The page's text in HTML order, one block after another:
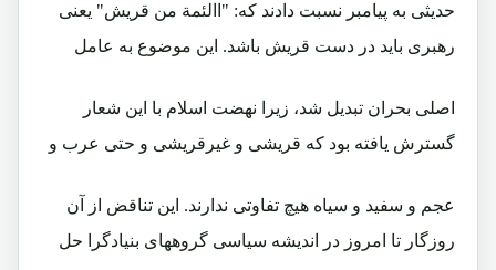
حدیثی به پیامبر نسبت دادند که: "االئمة من قریش" یعنی
رهبری باید در دست قریش باشد. این موضوع به عامل
اصلی بحران تبدیل شد، زیرا نهضت اسلام با این شعار
گسترش یافته بود که قریشی و غیرقریشی و حتی عرب و
عجم و سفید و سیاه هیچ تفاوتی ندارند. این تناقض از آن
روزگار تا امروز در اندیشه سیاسی گروههای بنیادگرا حل